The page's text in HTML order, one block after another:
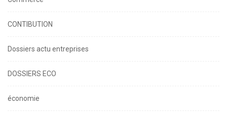
CONTIBUTION
Dossiers actu entreprises
DOSSIERS ECO
économie